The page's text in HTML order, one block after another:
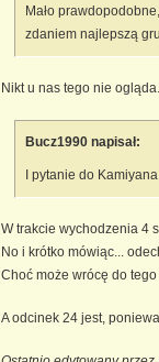
Mało
zdaniem najlepszą
Nikt u nas tego nie
Bucz1990 napisał:
I pytanie do
W trakcie wychodzenia 4
No i krótko mówiąc...
Choć może wrócę do
A odcinek 24 jest,